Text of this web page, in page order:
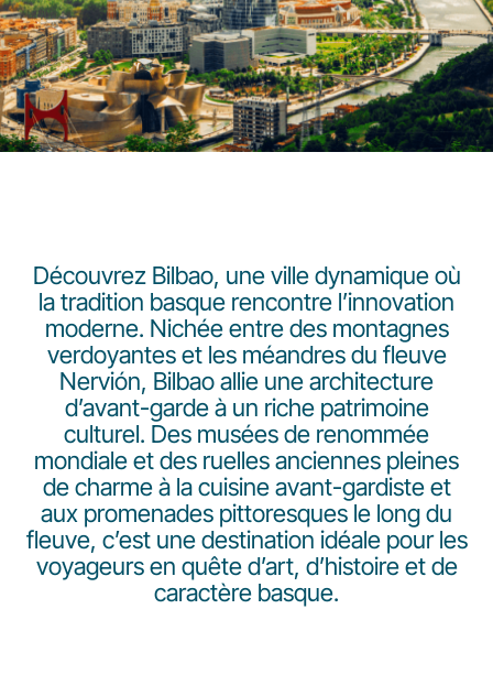
LuxairTours
LuxairGroup
Découvrez Bilbao, une ville dynamique où
la tradition basque rencontre l’innovation
moderne. Nichée entre des montagnes
verdoyantes et les méandres du fleuve
Nervión, Bilbao allie une architecture
d’avant-garde à un riche patrimoine
culturel. Des musées de renommée
mondiale et des ruelles anciennes pleines
de charme à la cuisine avant-gardiste et
aux promenades pittoresques le long du
fleuve, c’est une destination idéale pour les
voyageurs en quête d’art, d’histoire et de
caractère basque.